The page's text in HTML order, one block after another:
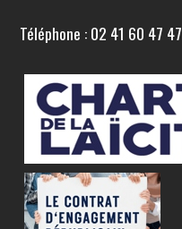
Téléphone : 02 41 60 47 47